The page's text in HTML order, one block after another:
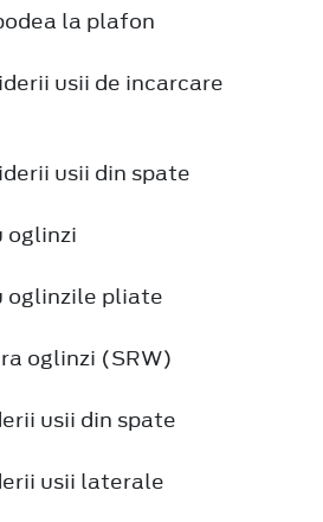
la plafon
usii de incarcare
usii din spate
oglinzi
oglinzile pliate
oglinzi (SRW)
usii din spate
usii laterale